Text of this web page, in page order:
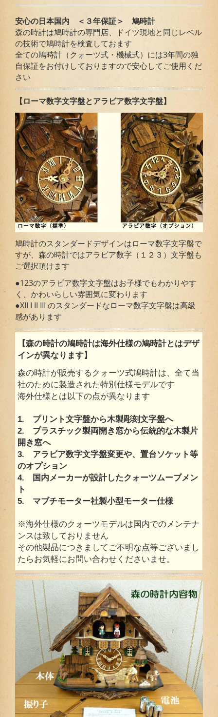
安心の日本国内 ＜３年保証＞ 鳩時計
森の時計は鳩時計の専門店、ドイツ現地と同じレベル
の技術で鳩時計を検査しておます
全ての鳩時計（クォーツ式・機械式）には3年間の独
自保証をお付けしておりますので安心してご使用くだ
さい
【ローマ数字文字盤とアラビア数字文字盤】
鳩時計のスタンダードデザインはローマ数字文字盤で
すが、森の時計ではアラビア数字（１２３）文字盤も
ご選択頂けます
●123のアラビア数字文字盤はお子様でもわかりやす
く、かわいらしい雰囲気に変わります
●XII I II III のスタンダードなローマ数字文字盤は高級
感があります
【森の時計の鳩時計は海外仕様の鳩時計とはデザ
インが異なります】
森の時計が販売するクォーツ式鳩時計は、全て当
社のために製造された特別仕様モデルです
海外仕様とは以下の点が異なります
1. プリント文字盤から木製彫刻文字盤へ
2. プラスチック製両開き窓から伝統的な木製片
開き窓へ
3. アラビア数字文字盤変更や、置台ソケット等
のオプション
4. 国内メーカーが設計したクォーツムーブメン
ト
5. マブチモーター社製小型モーター仕様
※海外仕様のクォーツモデルは国内でのメンテナ
ンスは致しておりません
その他製品につきましてご不明な点等ございまし
たらお気軽にお問い合わせくださいませ。